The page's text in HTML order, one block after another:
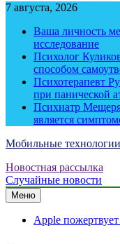
7 августа, 2026
Ваша личность
исследование
Психолог
способом
Психотерапевт
при панической
Психиатр
является
Мобильные технологии
Новостная рассылка
Случайные новости
Меню
Apple